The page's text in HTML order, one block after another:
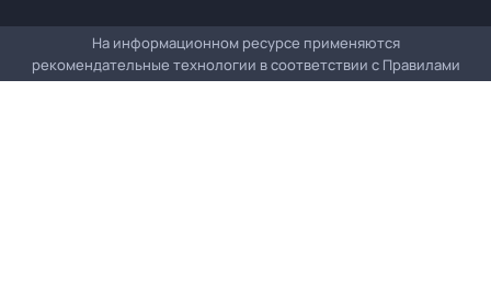
На информационном ресурсе применяются
рекомендательные технологии в соответствии с Правилами